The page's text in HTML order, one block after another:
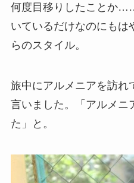
何度目移りしたことか
いているだけなのにもは
らのスタイル。
旅中にアルメニアを訪れ
言いました。「アルメニ
た」と。